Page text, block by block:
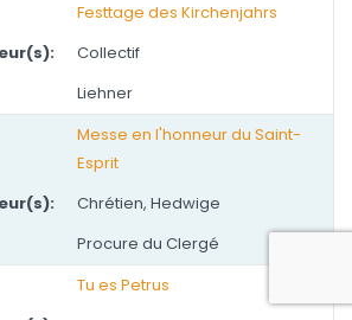
Festtage des Kirchenjahrs
Collectif
Liehner
Messe en l'honneur du Saint-
Esprit
Chrétien, Hedwige
Procure du Clergé
Tu es Petrus